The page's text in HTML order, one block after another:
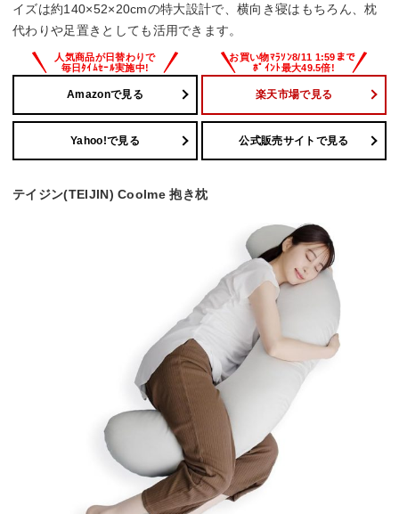
イズは約140×52×20cmの特大設計で、横向き寝はもちろん、枕
代わりや足置きとしても活用できます。
Amazonで見る 楽天市場で見る
Yahoo!で見る 公式販売サイトで見る
テイジン(TEIJIN) Coolme 抱き枕